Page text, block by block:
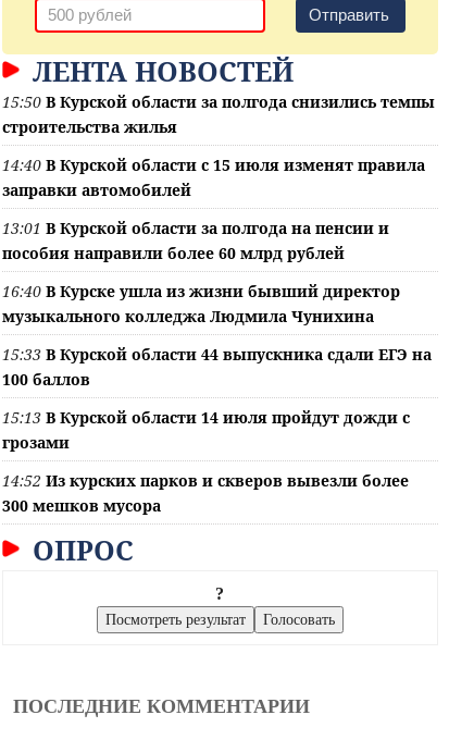
Отправить
ЛЕНТА НОВОСТЕЙ
15:50 В Курской области за полгода снизились темпы
строительства жилья
14:40 В Курской области с 15 июля изменят правила
заправки автомобилей
13:01 В Курской области за полгода на пенсии и
пособия направили более 60 млрд рублей
16:40 В Курске ушла из жизни бывший директор
музыкального колледжа Людмила Чунихина
15:33 В Курской области 44 выпускника сдали ЕГЭ на
100 баллов
15:13 В Курской области 14 июля пройдут дожди с
грозами
14:52 Из курских парков и скверов вывезли более
300 мешков мусора
ОПРОС
?
ПОСЛЕДНИЕ КОММЕНТАРИИ